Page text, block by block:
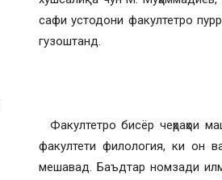
сафи устодони факултетро
гузоштанд.
Факултетро бисёр чеҳраҳои
факултети филология, ки он
мешавад. Баъдтар номзади